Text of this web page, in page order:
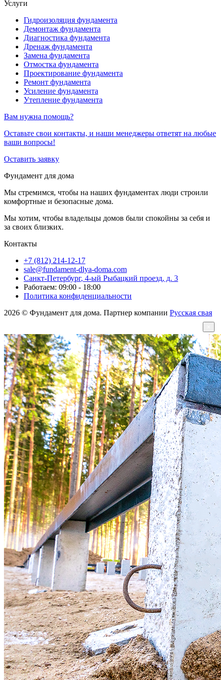
Услуги
Гидроизоляция фундамента
Демонтаж фундамента
Диагностика фундамента
Дренаж фундамента
Замена фундамента
Отмостка фундамента
Проектирование фундамента
Ремонт фундамента
Усиление фундамента
Утепление фундамента
Вам нужна помощь?
Оставьте свои контакты, и наши менеджеры ответят на любые
ваши вопросы!
Оставить заявку
Фундамент для дома
Мы стремимся, чтобы на наших фундаментах люди строили
комфортные и безопасные дома.
Мы хотим, чтобы владельцы домов были спокойны за себя и
за своих близких.
Контакты
+7 (812) 214-12-17
sale@fundament-dlya-doma.com
Санкт-Петербург, 4-ый Рыбацкий проезд, д. 3
Работаем: 09:00 - 18:00
Политика конфиденциальности
2026 © Фундамент для дома. Партнер компании Русская свая